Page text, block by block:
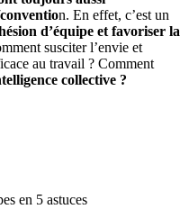
n. En effet, c’est un
d’équipe et favoriser la
susciter l’envie et
au travail ? Comment
collective ?